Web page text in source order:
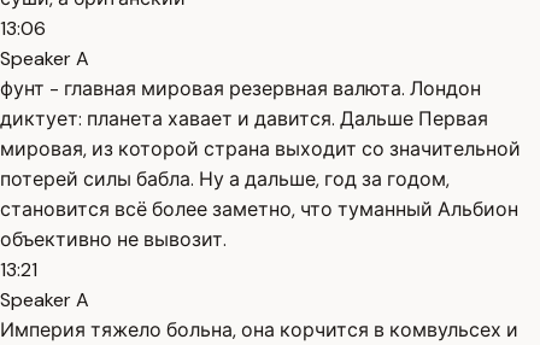
13:06
Speaker A
фунт - главная мировая резервная валюта. Лондон
диктует: планета хавает и давится. Дальше Первая
мировая, из которой страна выходит со значительной
потерей силы бабла. Ну а дальше, год за годом,
становится всё более заметно, что туманный Альбион
объективно не вывозит.
13:21
Speaker A
Империя тяжело больна, она корчится в комвульсех и